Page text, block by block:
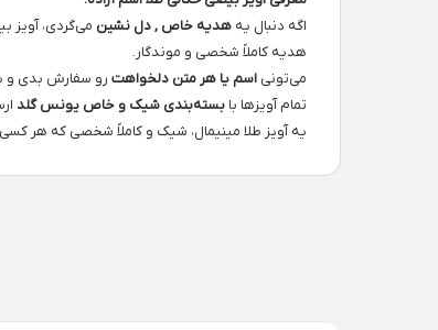
اگه دنبال یه هدیه خاص , دل نشین می‌گردی، آویز
هدیه کاملاً شخصی و موندگار.
می‌تونی اسم یا هر متن دلخواهت رو سفارش بدی و
تمام آویزها با بسته‌بندی شیک و خاص یونس گلد
یه آویز طلا مینیمال، شیک و کاملاً شخصی که